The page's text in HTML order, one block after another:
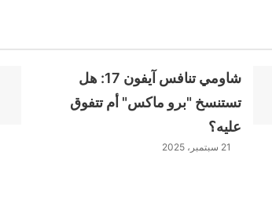
شاومي تنافس آيفون 17: هل
تستنسخ "برو ماكس" أم تتفوق
عليه؟
21 سبتمبر، 2025